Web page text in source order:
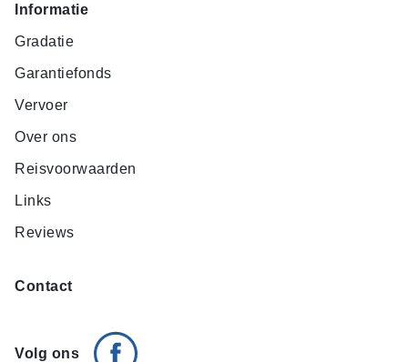
Informatie
Gradatie
Garantiefonds
Vervoer
Over ons
Reisvoorwaarden
Links
Reviews
Contact
Volg ons